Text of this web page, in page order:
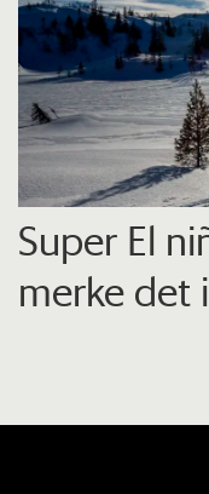
Super El
merke det